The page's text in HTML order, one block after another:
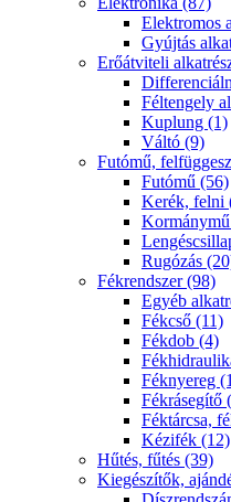
Elektromos
Gyújtás
Erőátviteli
Féltengely
Kuplung (1)
Váltó (9)
Futómű,
Futómű (56)
Kerék, felni
Rugózás
Fékrendszer (98)
Egyéb
Fékcső (11)
Fékdob (4)
Féknyereg
Fékrásegítő
Féktárcsa,
Kézifék (12)
Hűtés, fűtés (39)
Kiegészítők,